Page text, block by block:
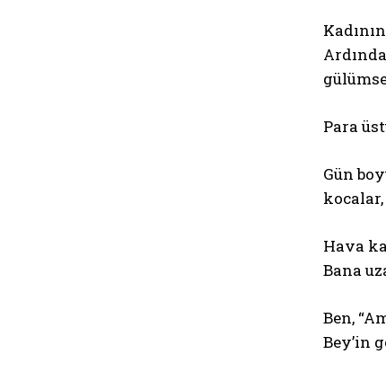
Para
Gün
Hava
Bana
Ben,
Bey’in